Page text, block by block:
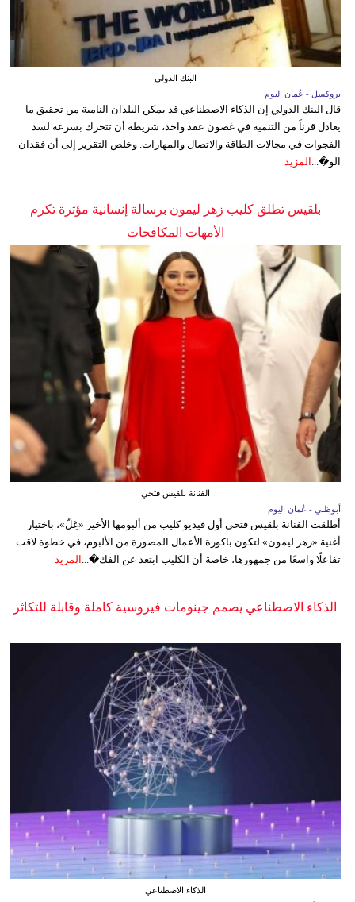
البنك الدولي
بروكسل - عُمان اليوم
قال البنك الدولي إن الذكاء الاصطناعي قد يمكن البلدان النامية من تحقيق ما
يعادل قرناً من التنمية في غضون عقد واحد، شريطة أن تتحرك بسرعة لسد
الفجوات في مجالات الطاقة والاتصال والمهارات. وخلص التقرير إلى أن فقدان
الو�...
المزيد
بلقيس تطلق كليب زهر ليمون برسالة إنسانية مؤثرة تكرم
الأمهات المكافحات
الفنانة بلقيس فتحي
أبوظبي - عُمان اليوم
أطلقت الفنانة بلقيس فتحي أول فيديو كليب من ألبومها الأخير «غِلّ»، باختيار
أغنية «زهر ليمون» لتكون باكورة الأعمال المصورة من الألبوم، في خطوة لاقت
تفاعلًا واسعًا من جمهورها، خاصة أن الكليب ابتعد عن الفك�... المزيد
الذكاء الاصطناعي يصمم جينومات فيروسية كاملة وقابلة للتكاثر
الذكاء الاصطناعي